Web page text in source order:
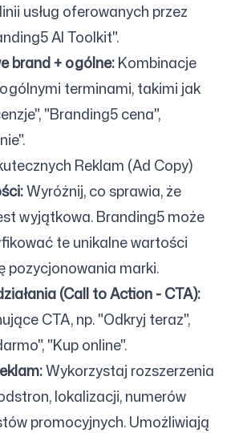
usług oferowanych przez
AI Toolkit".
brand + ogólne:Kombinacje
terminami, takimi jak
"Branding5 cena",
Reklam (Ad Copy)
Wyróżnij, co sprawia, że
wyjątkowa. Branding5 może
te unikalne wartości
pozycjonowania marki.
(Call to Action - CTA):
CTA, np. "Odkryj teraz",
"Kup online".
Wykorzystaj rozszerzenia
lokalizacji, numerów
promocyjnych. Umożliwiają